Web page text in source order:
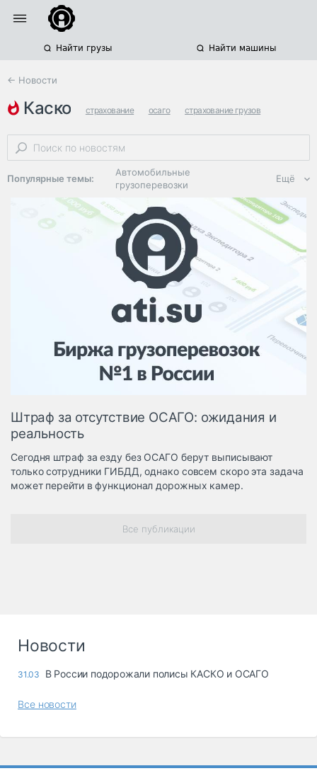
Найти грузы Найти машины
← Новости
каско страхование осаго страхование грузов
Популярные темы:
Автомобильные
грузоперевозки
Региональная
логистика
ЭДО, ИТ в
логистике
Дороги,
инфраструктура
Логистика, грузы
Негабаритные и
опасные грузы
Безопасность и
Таможня и ВЭД
грузовые
терминалы
Коммерческий
Спецтехника
Ещё
Штраф за отсутствие ОСАГО: ожидания и
реальность
Сегодня штраф за езду без ОСАГО берут выписывают
только сотрудники ГИБДД, однако совсем скоро эта задача
может перейти в функционал дорожных камер.
Все публикации
Новости
31.03 В России подорожали полисы КАСКО и ОСАГО
Все новости